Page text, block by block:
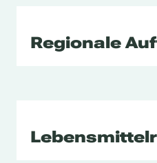
Regionale